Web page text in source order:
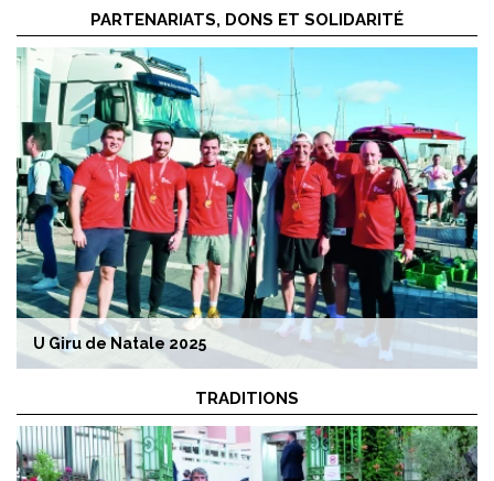
Monaco a accueilli la 72e réunion du Bureau du
Congrès des Pouvoirs Locaux et Régionaux du Conseil
de l’Europe
PARTENARIATS, DONS ET SOLIDARITÉ